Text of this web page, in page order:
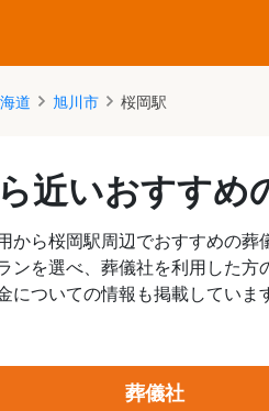
道 旭川市 桜岡駅
近いおすすめ
から桜岡駅周辺でおすすめの
ンを選べ、葬儀社を利用した
についての情報も掲載していま
葬儀社